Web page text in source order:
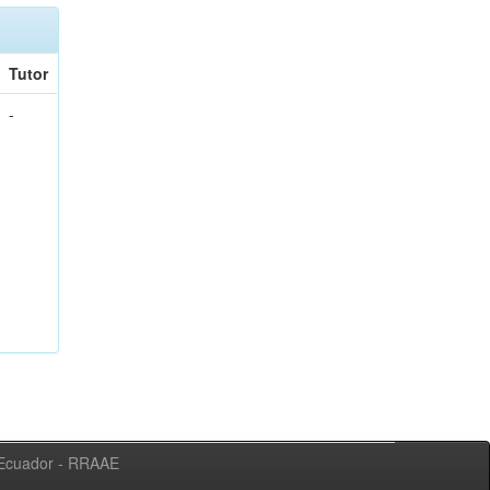
Tutor
-
- RRAAE